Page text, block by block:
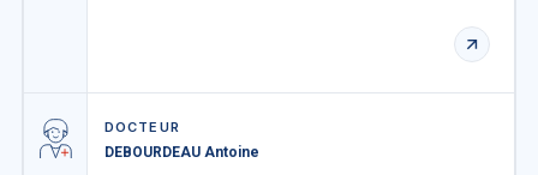
DOCTEUR
DEBOURDEAU Antoine